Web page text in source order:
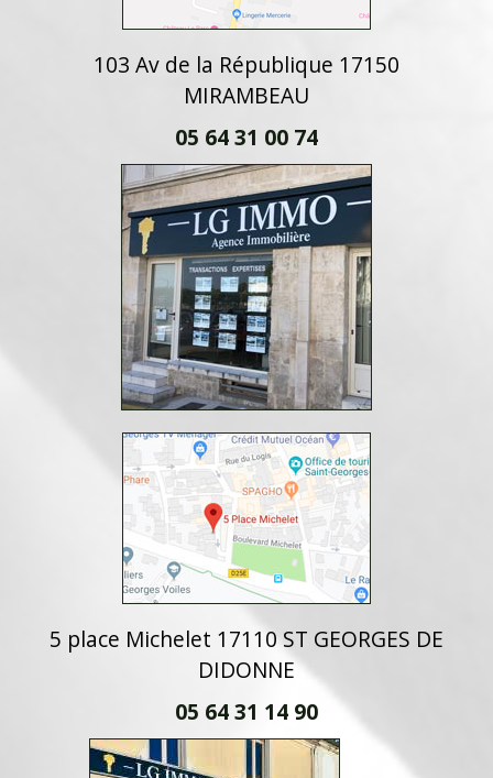
103 Av de la République 17150
MIRAMBEAU
05 64 31 00 74
5 place Michelet 17110 ST GEORGES DE
DIDONNE
05 64 31 14 90